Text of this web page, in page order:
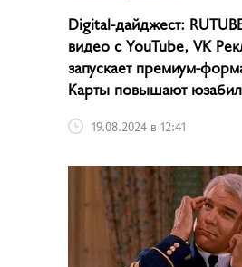
Digital-дайджест:
видео с YouTube, VK
запускает премиум-
Карты повышают
19.08.2024 в 12:41